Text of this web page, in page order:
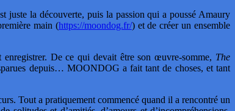
juste la découverte, puis la passion qui a poussé Amaury
main (https://moondog.fr/) et de créer un ensemble
De ce qui devait être son œuvre-somme, The
depuis… MOONDOG a fait tant de choses, et tant
Tout a pratiquement commencé quand il a rencontré un